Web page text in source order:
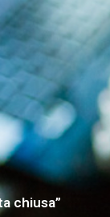
chiusa”